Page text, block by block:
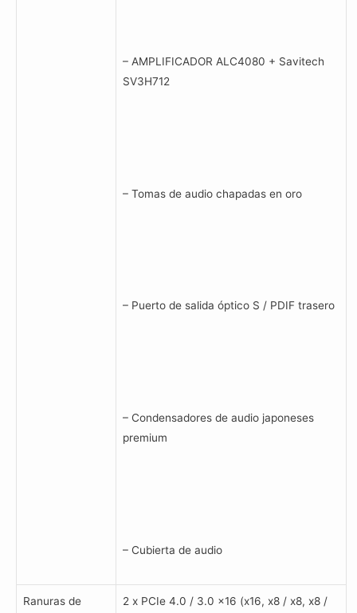
– AMPLIFICADOR ALC4080 + Savitech
SV3H712
– Tomas de audio chapadas en oro
– Puerto de salida óptico S / PDIF trasero
– Condensadores de audio japoneses
premium
– Cubierta de audio
Ranuras de
2 x PCIe 4.0 / 3.0 x16 (x16, x8 / x8, x8 /